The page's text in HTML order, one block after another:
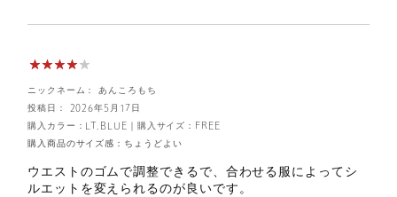
ニックネーム： あんころもち
投稿日： 2026年5月17日
購入サイズ：FREE
購入カラー：LT.BLUE
購入商品のサイズ感： ちょうどよい
ウエストのゴムで調整できるで、合わせる服によってシ
ルエットを変えられるのが良いです。